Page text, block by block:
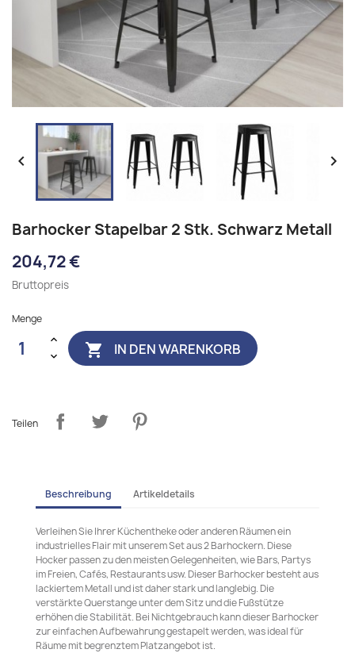
 
Barhocker Stapelbar 2 Stk. Schwarz Metall
204,72 €
Bruttopreis
Menge
 IN DEN WARENKORB
Teilen
Beschreibung Artikeldetails
Verleihen Sie Ihrer Küchentheke oder anderen Räumen ein
industrielles Flair mit unserem Set aus 2 Barhockern. Diese
Hocker passen zu den meisten Gelegenheiten, wie Bars, Partys
im Freien, Cafés, Restaurants usw. Dieser Barhocker besteht aus
lackiertem Metall und ist daher stark und langlebig. Die
verstärkte Querstange unter dem Sitz und die Fußstütze
erhöhen die Stabilität. Bei Nichtgebrauch kann dieser Barhocker
zur einfachen Aufbewahrung gestapelt werden, was ideal für
Räume mit begrenztem Platzangebot ist.